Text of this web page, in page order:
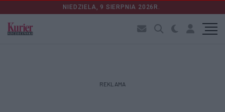
NIEDZIELA, 9 SIERPNIA 2026R.
REKLAMA